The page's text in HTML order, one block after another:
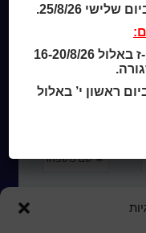
25/8/26.
בימים ראשון עד חמישי (כולל) ג’-ז באלול 16-20/8/26
ראשון י’ באלול